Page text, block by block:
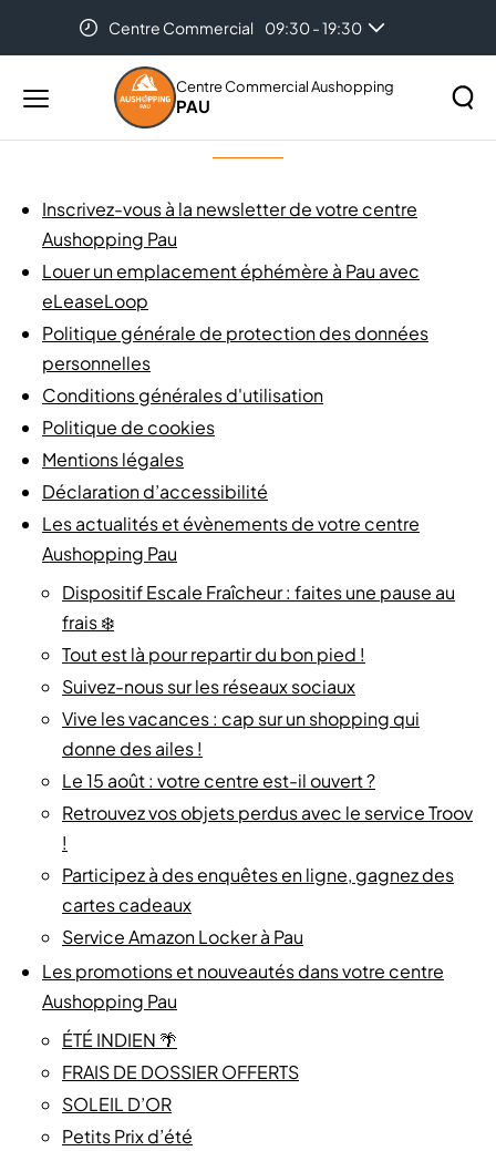
Centre Commercial
09:30 - 19:30
Auchan Pau 08:00 - 21:00
Menu
principal
Centre Commercial Aushopping
PAU
le
site
Plan du site
Plan du site
Inscrivez-vous à la newsletter de votre centre
Aushopping Pau
Louer un emplacement éphémère à Pau avec
eLeaseLoop
Politique générale de protection des données
personnelles
Conditions générales d'utilisation
Politique de cookies
Mentions légales
Déclaration d’accessibilité
Les actualités et évènements de votre centre
Aushopping Pau
Dispositif Escale Fraîcheur : faites une pause au
frais ❄️
Tout est là pour repartir du bon pied !
Suivez-nous sur les réseaux sociaux
Vive les vacances : cap sur un shopping qui
donne des ailes !
Le 15 août : votre centre est-il ouvert ?
Retrouvez vos objets perdus avec le service Troov
!
Participez à des enquêtes en ligne, gagnez des
cartes cadeaux
Service Amazon Locker à Pau
Les promotions et nouveautés dans votre centre
Aushopping Pau
ÉTÉ INDIEN 🌴
FRAIS DE DOSSIER OFFERTS
SOLEIL D’OR
Petits Prix d’été